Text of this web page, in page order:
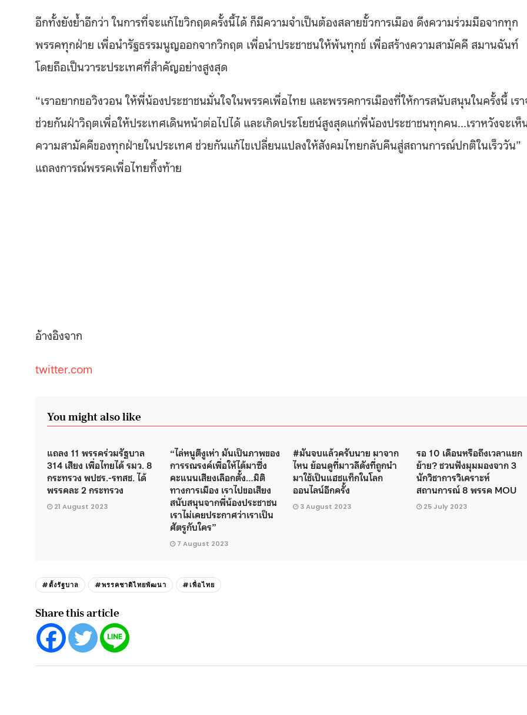
อีกทั้งยังย้ำอีกว่า ในการที่จะแก้ไขวิกฤตครั้งนี้ได้ ก็มีความจำเป็นต้องสลายขั้วการเมือง ดึงความร่วมมือจากทุก
พรรคทุกฝ่าย เพื่อนำรัฐธรรมนูญออกจากวิกฤต เพื่อนำประชาชนให้พ้นทุกข์ เพื่อสร้างความสามัคคี สมานฉันท์
โดยถือเป็นวาระประเทศที่สำคัญอย่างสูงสุด
“เราอยากขอวิงวอน ให้พี่น้องประชาชนมั่นใจในพรรคเพื่อไทย และพรรคการเมืองที่ให้การสนับสนุนในครั้งนี้ เร
ช่วยกันฝ่าวิฤตเพื่อให้ประเทศเดินหน้าต่อไปได้ และเกิดประโยชน์สูงสุดแก่พี่น้องประชาชนทุกคน…เราหวังจะเห็
ความสามัคคีของทุกฝ่ายในประเทศ ช่วยกันแก้ไขเปลี่ยนแปลงให้สังคมไทยกลับคืนสู่สถานการณ์ปกติในเร็ววัน”
แถลงการณ์พรรคเพื่อไทยทิ้งท้าย
อ้างอิงจาก
twitter.com
You might also like
แถลง 11 พรรคร่วมรัฐบาล
314 เสียง เพื่อไทยได้ รมว. 8
กระทรวง พปชร.-รทสช. ได้
พรรคละ 2 กระทรวง
21 August 2023
“ไล่หนูตีงูเห่า มันเป็นภาพของ
การรณรงค์เพื่อให้ได้มาซึ่ง
คะแนนเสียงเลือกตั้ง…มิติ
ทางการเมือง เราไปขอเสียง
สนับสนุนจากพี่น้องประชาชน
เราไม่เคยประกาศว่าเราเป็น
ศัตรูกับใคร”
7 August 2023
#มันจบแล้วครับนาย มาจาก
ไหน ย้อนดูที่มาวลีดังที่ถูกนำ
มาใช้เป็นแฮชแท็กในโลก
ออนไลน์อีกครั้ง
3 August 2023
รอ 10 เดือนหรือถึงเวลาแยก
ย้าย? ชวนฟังมุมมองจาก 3
นักวิชาการวิเคราะห์
สถานการณ์ 8 พรรค MOU
25 July 2023
#ตั้งรัฐบาล #พรรคชาติไทยพัฒนา #เพื่อไทย
Share this article